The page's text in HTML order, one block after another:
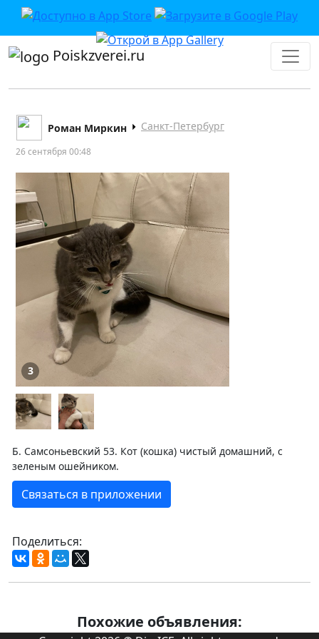
Poiskzverei.ru
Роман Миркин Санкт-Петербург
26 сентября 00:48
3
Б. Самсоньевский 53. Кот (кошка) чистый домашний, с
зеленым ошейником.
Связаться в приложении
Поделиться:
Похожие объявления: